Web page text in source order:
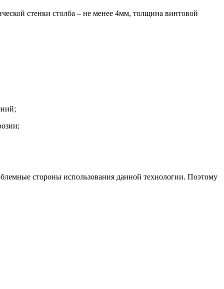
стенки столба – не менее 4мм, толщина винтовой
стороны использования данной технологии. Поэтому